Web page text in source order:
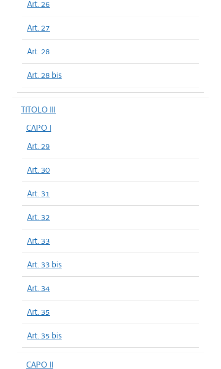
Art. 26
Art. 27
Art. 28
Art. 28 bis
TITOLO III
CAPO I
Art. 29
Art. 30
Art. 31
Art. 32
Art. 33
Art. 33 bis
Art. 34
Art. 35
Art. 35 bis
CAPO II